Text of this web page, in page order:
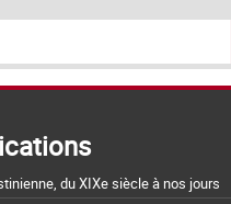
du XIXe siècle à nos jours